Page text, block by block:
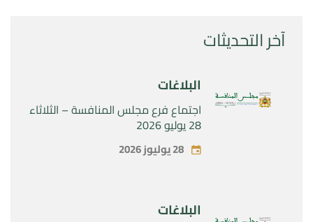
آخر التحديثات
البلاغات
اجتماع فرع مجلس المنافسة – الثلاثاء
28 يوليو 2026
28 يوليوز 2026
البلاغات